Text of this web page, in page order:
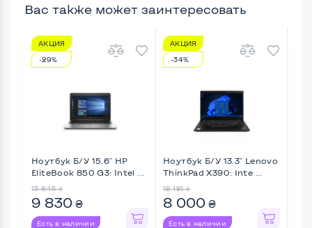
Вас также может заинтересовать
АКЦИЯ
-29%
Ноутбук Б/У 15.6" HP
EliteBook 850 G3: Intel ...
13 845 ₴
9 830 ₴
Есть в наличии
АКЦИЯ
-34%
Ноутбук Б/У 13.3" Lenovo
ThinkPad X390: Inte ...
12 121 ₴
8 000 ₴
Есть в наличии